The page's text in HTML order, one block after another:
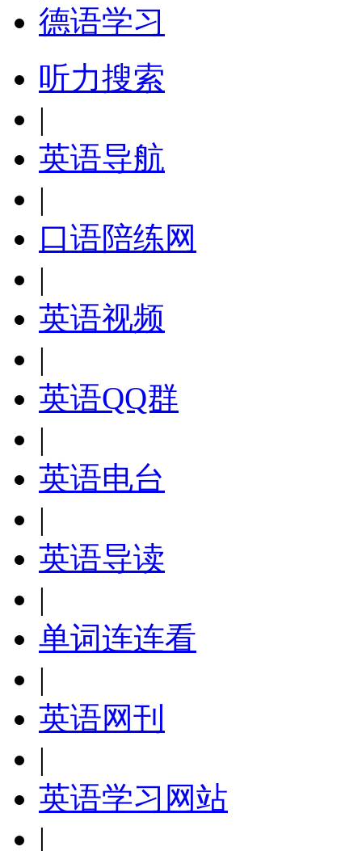
德语学习
听力搜索
|
英语导航
|
口语陪练网
|
英语视频
|
英语QQ群
|
英语电台
|
英语导读
|
单词连连看
|
英语网刊
|
英语学习网站
|